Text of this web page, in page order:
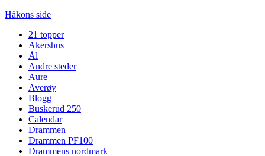
Håkons side
21 topper
Akershus
Ål
Andre steder
Aure
Averøy
Blogg
Buskerud 250
Calendar
Drammen
Drammen PF100
Drammens nordmark